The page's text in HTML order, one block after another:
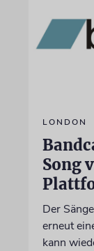
LONDON
Song
Der
erneut
kann